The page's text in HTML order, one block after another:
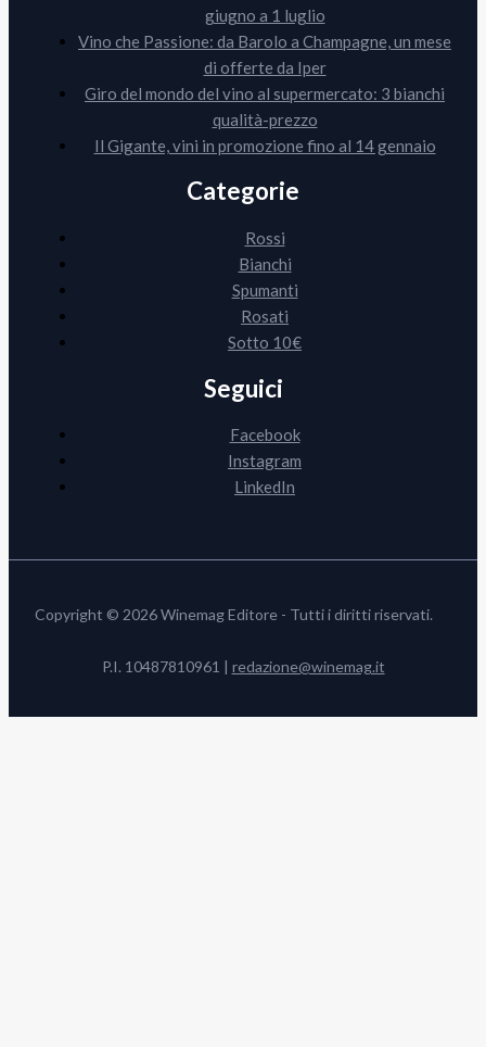
giugno a 1 luglio
Vino che Passione: da Barolo a Champagne, un mese
di offerte da Iper
Giro del mondo del vino al supermercato: 3 bianchi
qualità-prezzo
Il Gigante, vini in promozione fino al 14 gennaio
Categorie
Rossi
Bianchi
Spumanti
Rosati
Sotto 10€
Seguici
Facebook
Instagram
LinkedIn
Copyright © 2026 Winemag Editore - Tutti i diritti riservati.
P.I. 10487810961 | redazione@winemag.it